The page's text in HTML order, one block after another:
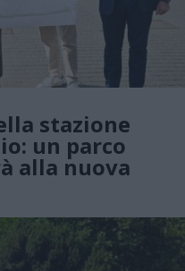
stazione
un parco
alla nuova